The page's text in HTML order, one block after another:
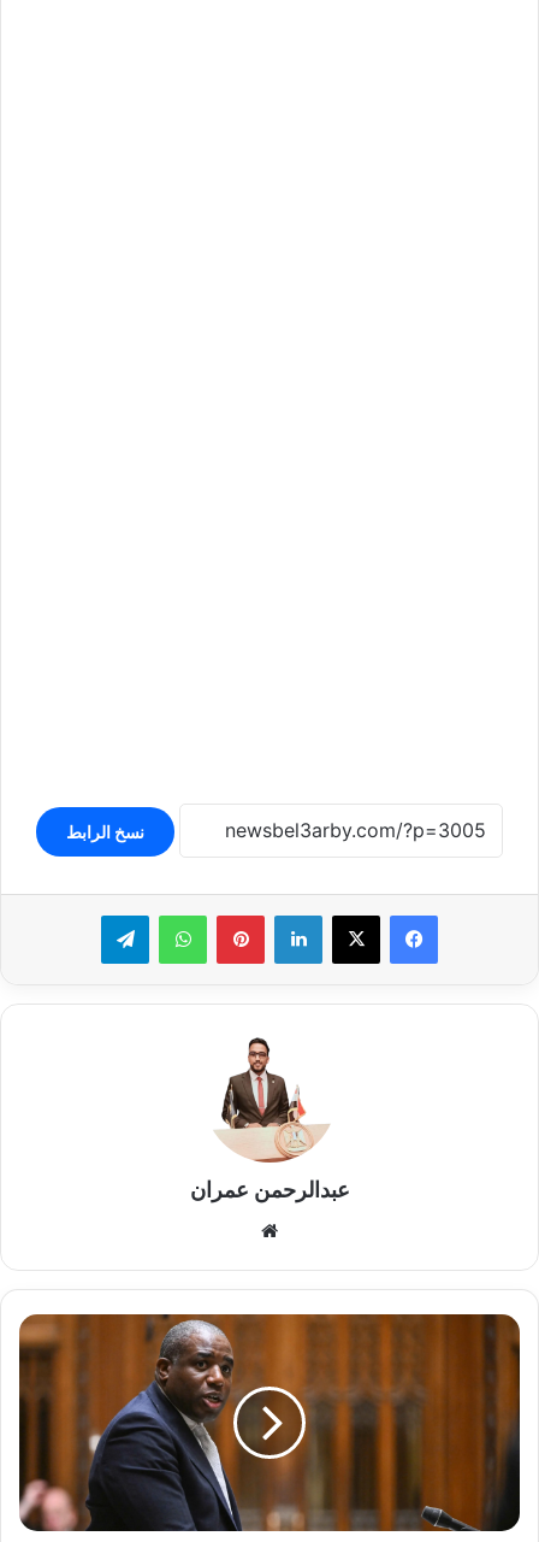
نسخ الرابط
لينكدإن بينتيريستواتساب تيلقرام
عبدالرحمن عمران
بريطانيا
تدين
المدمر
على